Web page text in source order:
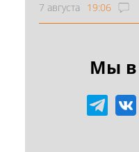
7 августа 19:06
Мы в